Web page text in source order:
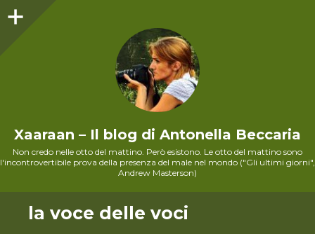
Xaaraan – Il blog di Antonella Beccaria
Non credo nelle otto del mattino. Però esistono. Le otto del mattino sono
l'incontrovertibile prova della presenza del male nel mondo ("Gli ultimi giorni",
Andrew Masterson)
la voce delle voci